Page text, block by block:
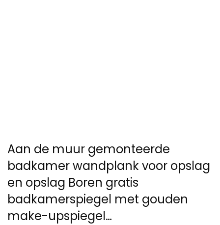
Aan de muur gemonteerde
badkamer wandplank voor opslag
en opslag Boren gratis
badkamerspiegel met gouden
make-upspiegel…